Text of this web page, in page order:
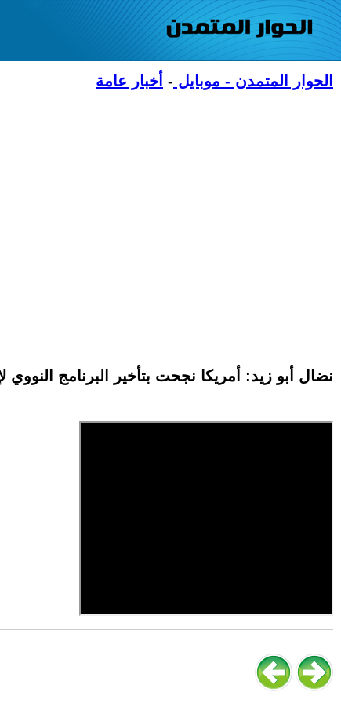
الحوار المتمدن - موبايل - أخبار عامة
نضال أبو زيد: أمريكا نجحت بتأخير البرنامج النووي